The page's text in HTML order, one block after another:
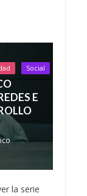
Social
E
la serie